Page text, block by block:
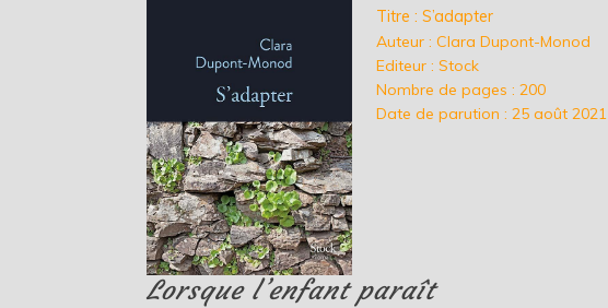
Titre : S’adapter
Auteur : Clara Dupont-Monod
Editeur : Stock
Nombre de pages : 200
Date de parution : 25 août 2021
Lorsque l’enfant paraît